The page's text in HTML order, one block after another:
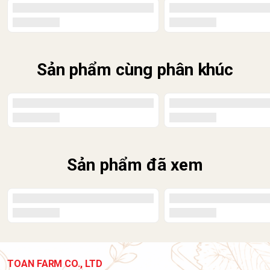
Sản phẩm cùng phân khúc
Sản phẩm đã xem
TOAN FARM CO., LTD